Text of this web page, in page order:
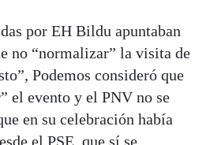
por EH Bildu apuntaban
no “normalizar” la visita de
Podemos consideró que
el evento y el PNV no se
en su celebración había
el PSE, que sí se